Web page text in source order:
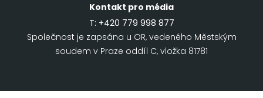
Kontakt pro média
T: +420 779 998 877
Společnost je zapsána u OR, vedeného Městským
soudem v Praze oddíl C, vložka 81781